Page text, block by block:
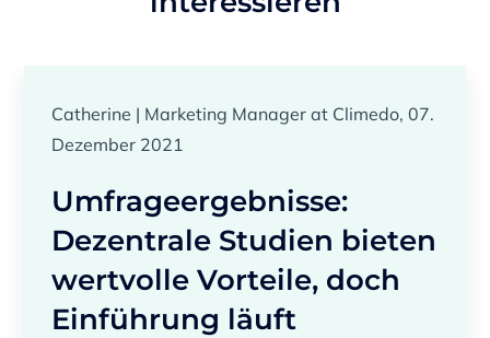
Catherine | Marketing Manager at Climedo, 07.
Dezember 2021
Umfrageergebnisse:
Dezentrale Studien bieten
wertvolle Vorteile, doch
Einführung läuft